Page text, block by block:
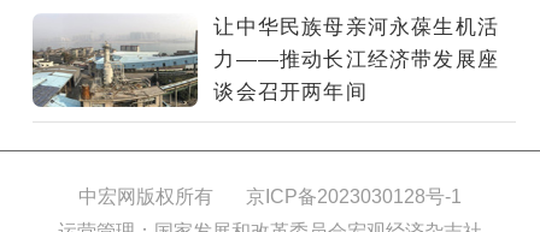
让中华民族母亲河永葆生机活
力——推动长江经济带发展座
谈会召开两年间
中宏网版权所有
京ICP备2023030128号-1